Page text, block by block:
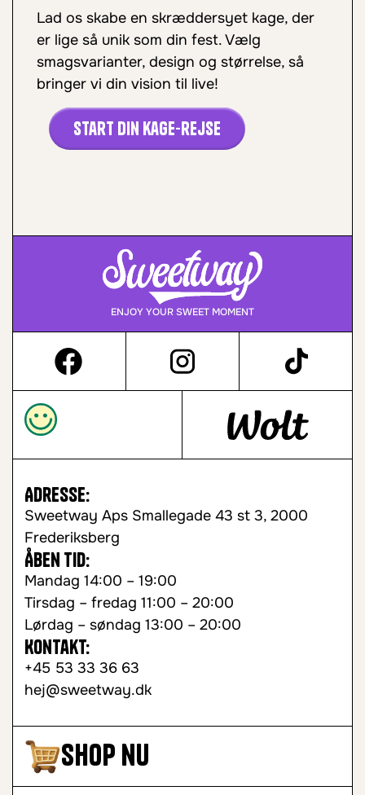
Lad os skabe en skræddersyet kage, der
er lige så unik som din fest. Vælg
smagsvarianter, design og størrelse, så
bringer vi din vision til live!
Start din kage-rejse
Shop nu
Adresse:
Sweetway Aps Smallegade 43 st 3, 2000
Frederiksberg
Åben tid:
Mandag 14:00 – 19:00
Tirsdag – fredag 11:00 – 20:00
Lørdag – søndag 13:00 – 20:00
Kontakt:
+45 53 33 36 63
hej@sweetway.dk
ENJOY YOUR SWEET MOMENT